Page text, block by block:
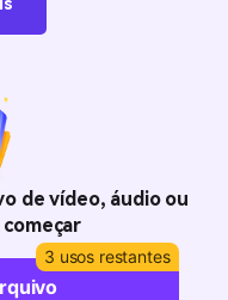
desfrutam
para usar o
como usar o
e GPUs
de vídeo, áudio ou
3 usos restantes